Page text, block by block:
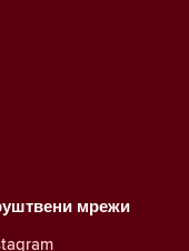
мрежи